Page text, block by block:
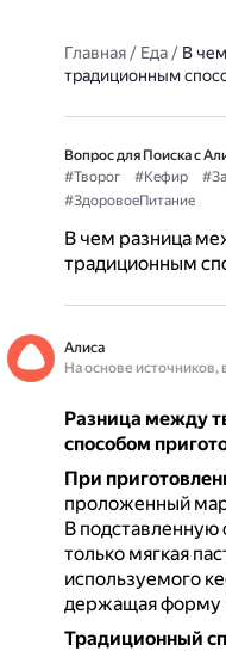
Главная/ Еда/ В
традиционным
Вопрос для Поиска с
#Творог
#Кефир
#ЗдоровоеПитание
В чем разница
традиционным
Алиса
На основе
Разница между
способом
При
проложенный
В подставленную
только мягкая
используемого
держащая форму
Традиционный